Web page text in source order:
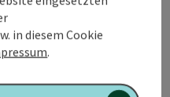
in diesem Cookie
.